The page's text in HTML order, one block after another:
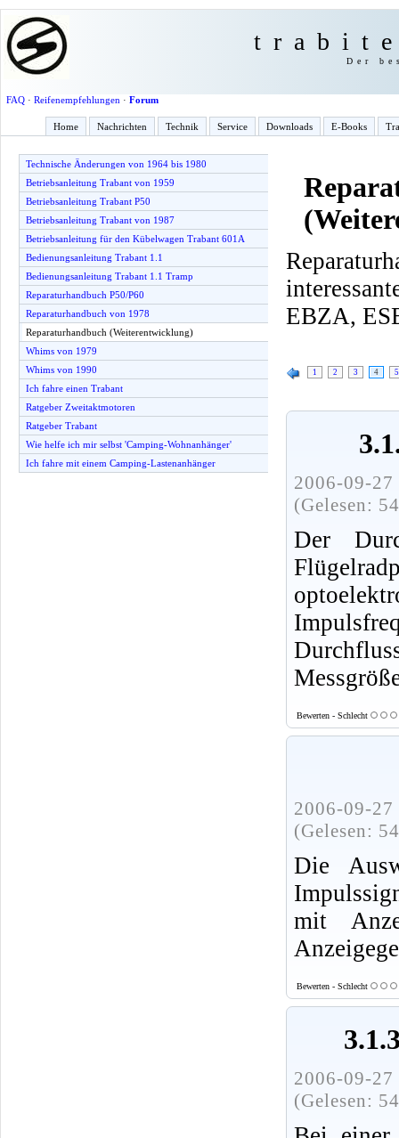
Der
FAQ· Reifenempfehlungen · Forum
Home Nachrichten Technik Service Downloads E-Books
Technische Änderungen von 1964 bis 1980
Betriebsanleitung Trabant von 1959
Betriebsanleitung Trabant P50
Betriebsanleitung Trabant von 1987
Betriebsanleitung für den Kübelwagen Trabant 601A
Bedienungsanleitung Trabant 1.1
Bedienungsanleitung Trabant 1.1 Tramp
Reparaturhandbuch P50/P60
Reparaturhandbuch von 1978
Reparaturhandbuch (Weiterentwicklung)
Whims von 1979
Whims von 1990
Ich fahre einen Trabant
Ratgeber Zweitaktmotoren
Ratgeber Trabant
Wie helfe ich mir selbst 'Camping-Wohnanhänger'
Ich fahre mit einem Camping-Lastenanhänger
EBZA,
1 2 3 4 5
2006-09-
(Gelesen:
Der
Bewerten - Schlecht
2006-09-
(Gelesen:
Die
mit
Bewerten - Schlecht
2006-09-
(Gelesen: